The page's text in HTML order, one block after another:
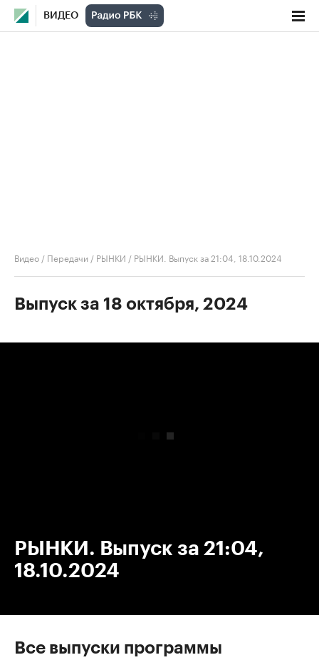
ВИДЕО
Видео / Передачи / РЫНКИ / РЫНКИ. Выпуск за 21:04, 18.10.2024
Выпуск за 18 октября, 2024
РЫНКИ. Выпуск за 21:04,
18.10.2024
Все выпуски программы